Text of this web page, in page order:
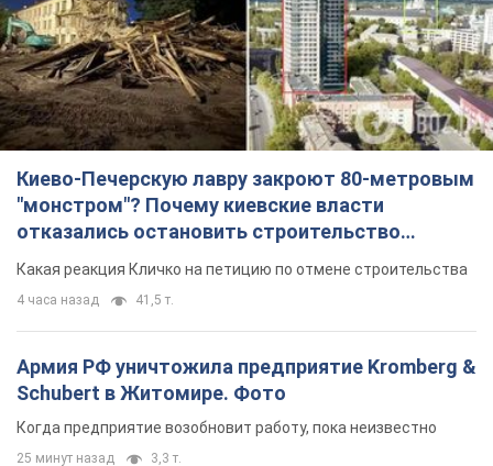
отказались остановить строительство
небоскреба "московского верующего"
Какая реакция Кличко на петицию по отмене строительства
4 часа назад 41,5 т.
Армия РФ уничтожила предприятие Kromberg &
Schubert в Житомире. Фото
Когда предприятие возобновит работу, пока неизвестно
25 минут назад 3,3 т.
МИД Болгарии вызвал украинского посла из-за
инцидента с дроном: что произошло
Беседа состоится 10 августа
4 часа назад 6,0 т.